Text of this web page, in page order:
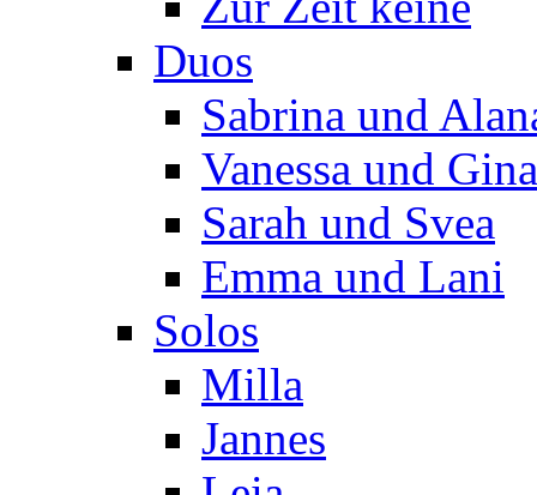
Duos
Sabrina und
Vanessa und Gina
Sarah und Svea
Emma und Lani
Solos
Milla
Jannes